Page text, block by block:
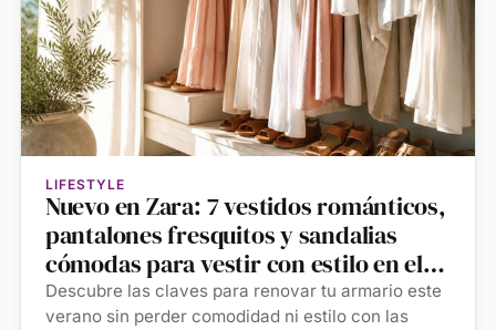
LIFESTYLE
Nuevo en Zara: 7 vestidos románticos,
pantalones fresquitos y sandalias
cómodas para vestir con estilo en el
verano 2026
Descubre las claves para renovar tu armario este
verano sin perder comodidad ni estilo con las